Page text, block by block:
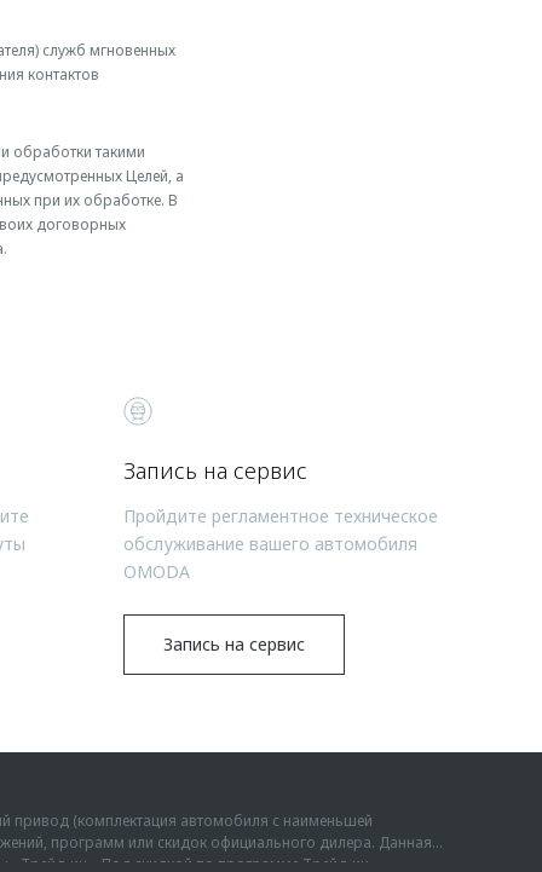
служб мгновенных
контактов
обработки такими
Целей, а
при их обработке. В
договорных
Запись на сервис
Пройдите регламентное техническое
обслуживание вашего автомобиля
OMODA
Запись на сервис
привод (комплектация автомобиля с наименьшей
программ или скидок официального дилера. Данная
«Трейд-ин». Под скидкой по программе Трейд-ин